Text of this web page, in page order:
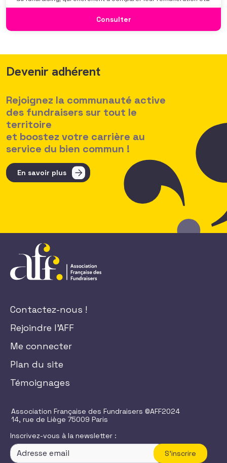
se positionner. Elle répond également à une préoccupation
des politiques salariales comme un enjeu majeur,
Consulter
Devenir adhérent
Rejoignez la communauté active
des fundraisers sur tout le
territoire
et boostez votre carrière au
service du bien commun !
En savoir plus
Contactez-nous !
Rejoindre l'AFF
Me connecter
Plan du site
Témoignages
Association Française des Fundraisers ©AFF2024
14, rue de Liège 75009 Paris
Inscrivez-vous à la newsletter :
S'inscrire